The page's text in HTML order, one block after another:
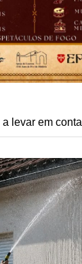
levar em conta